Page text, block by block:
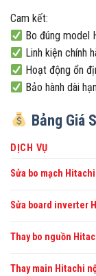
Cam kết:
Bo đúng model
Linh kiện chính
Hoạt động ổn
Bảo hành dài hạn
Bảng Giá
DỊCH VỤ
Sửa bo mạch Hitachi
Sửa board inverter
Thay bo nguồn
Thay main Hitachi